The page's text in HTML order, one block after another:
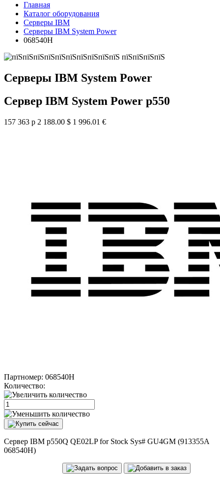
Главная
Каталог оборудования
Серверы IBM
Серверы IBM System Power
068540H
Серверы IBM System Power
Сервер IBM System Power p550
157 363 р 2 188.00 $ 1 996.01 €
Партномер: 068540H
Количество:
Сервер IBM p550Q QE02LP for Stock Sys# GU4GM (913355A
068540H)